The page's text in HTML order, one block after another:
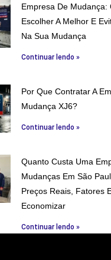
Empresa De Mudança:
Escolher A Melhor E
Na Sua Mudança
Continuar lendo »
Por Que Contratar A
Mudança XJ6?
Continuar lendo »
Quanto Custa Uma
Mudanças Em São
Preços Reais, Fatores
Economizar
Continuar lendo »